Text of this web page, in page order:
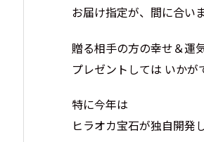
お届け指定が、間に合い
贈る相手の方の幸せ＆運
プレゼントしては いか
特に今年は
ヒラオカ宝石が独自開発し